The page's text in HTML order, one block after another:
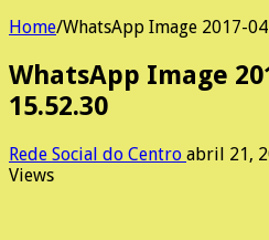
Home/WhatsApp Image 2017-
WhatsApp Image
15.52.30
Rede Social do Centro abril 21,
Views